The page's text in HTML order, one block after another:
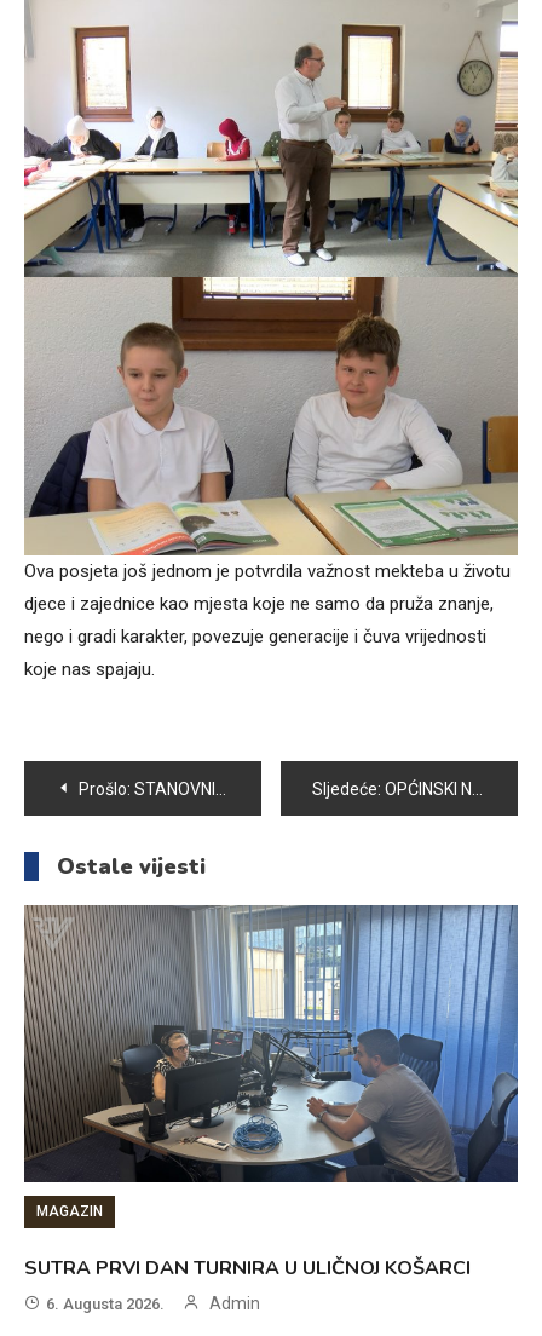
Ova posjeta još jednom je potvrdila važnost mekteba u životu
djece i zajednice kao mjesta koje ne samo da pruža znanje,
nego i gradi karakter, povezuje generacije i čuva vrijednosti
koje nas spajaju.
Navigacija
članaka
Prošlo: STANOVNICIMA VOGOŠĆE KONAČNO PUŠTENO GRIJANJE Sljedeće: OPĆINSKI NAČELNIK OBIŠAO RADOVE NA SANACIJI LOKALNIH PUTEVA
Ostale vijesti
MAGAZIN
SUTRA PRVI DAN TURNIRA U ULIČNOJ KOŠARCI
6. Augusta 2026. Admin